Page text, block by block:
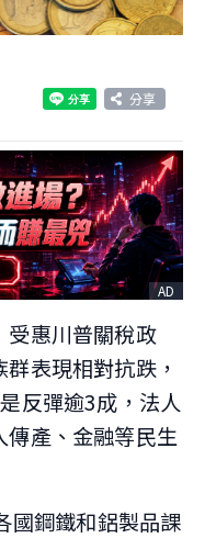
分享
AD
受惠川普關稅政
表現相對抗跌，
反彈逾3成，法人
傳產、金融等民生
國鋼鐵和鋁製品課